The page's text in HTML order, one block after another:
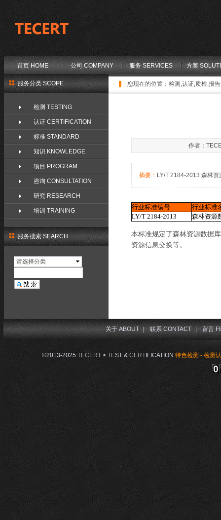
首页 HOME 公司 COMPANY 服务 SERVICES 方案
您现在的位置： 检测,认证,质检,报
服务搜索 SEARCH
请选择分类
作者：
摘要： LY/T 2184-2013 森林
行业标准编号
行业标准
LY/T 2184-2013
森林资源
本标准规定了森林资源数据
资源信息交换等。
服务分类 SCOPE
检测 TESTING
认证 CERTIFICATION
标准 STANDARD
知识 KNOWLEDGE
项目 PROGRAM
咨询 CONSULTATION
研究 RESEARCH
培训 TRAINING
©2013-2025 TECERT≥ TEST & CERTIFICATION 特色检测 - 检测
关于 ABOUT | 联系 CONTACT | 留言